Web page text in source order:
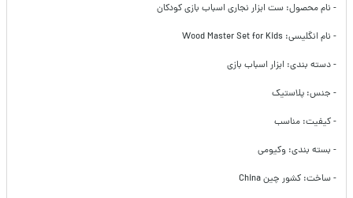
- نام محصول: ست ابزار نجاری اسباب بازی کودکان
- نام انگلیسی: Wood Master Set for Kids
- دسته بندی: ابزار اسباب بازی
- جنس: پلاستیک
- کیفیت: مناسب
- بسته بندی: وکیومی
- ساخت: کشور چین China